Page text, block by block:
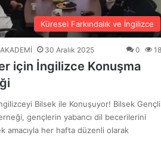
2026
ve Nostalji Yolculuğu”
2026
YÜREKLER ŞİİRLE BULUŞTU
2026
Küresel Farkındalık ve İngilizce
30 Aralık 2025 0
için İngilizce Konuşma
Bilsek ile Konuşuyor! Bilsek
gençlerin yabancı dil becerilerini
amacıyla her hafta düzenli olarak